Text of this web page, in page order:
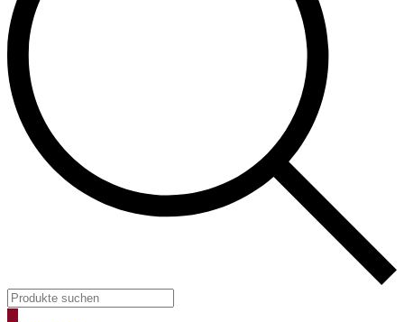
Products
search